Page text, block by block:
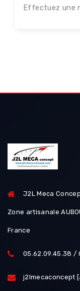
Effectuez une
J2L Meca
Zone artisanale
France
05.62.09.45.38 /
j2lmecaconcept